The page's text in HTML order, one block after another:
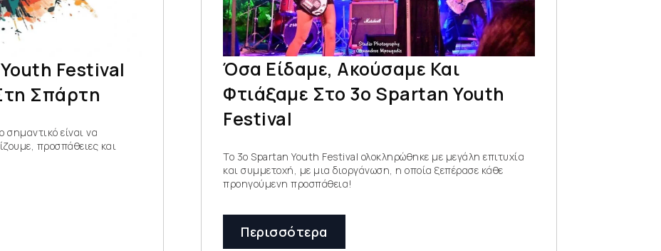
Festival
Σπάρτη
είναι να
προσπάθειες και
Όσα Είδαμε, Ακούσαμε Και
Φτιάξαμε Στο 3ο Spartan Youth
Festival
To 3ο Spartan Youth Festival ολοκληρώθηκε με μεγάλη επιτυχία
και συμμετοχή, με μια διοργάνωση, η οποία ξεπέρασε κάθε
προηγούμενη προσπάθεια!
Περισσότερα